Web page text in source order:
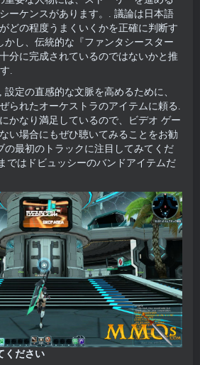
ーケンスがあります。. 議論は日本語
どの程度うまくいくかを正確に判断す
かし、伝統的な『ファンタシースター
分に完成されているのではないかと推
.
定の直感的な文脈を高めるために、
られたオーケストラのアイテムに頼る.
かなり満足しているので、ビデオ ゲー
い場合にもぜひ聴いてみることをお勧
の最初のトラックに注目してみてくだ
ではドビュッシーのバンドアイテムだ
ください